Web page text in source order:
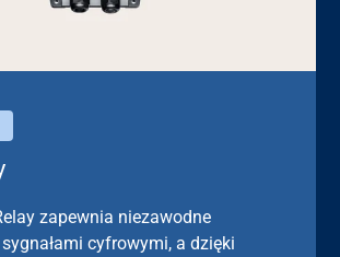
zapewnia niezawodne
cyfrowymi, a dzięki